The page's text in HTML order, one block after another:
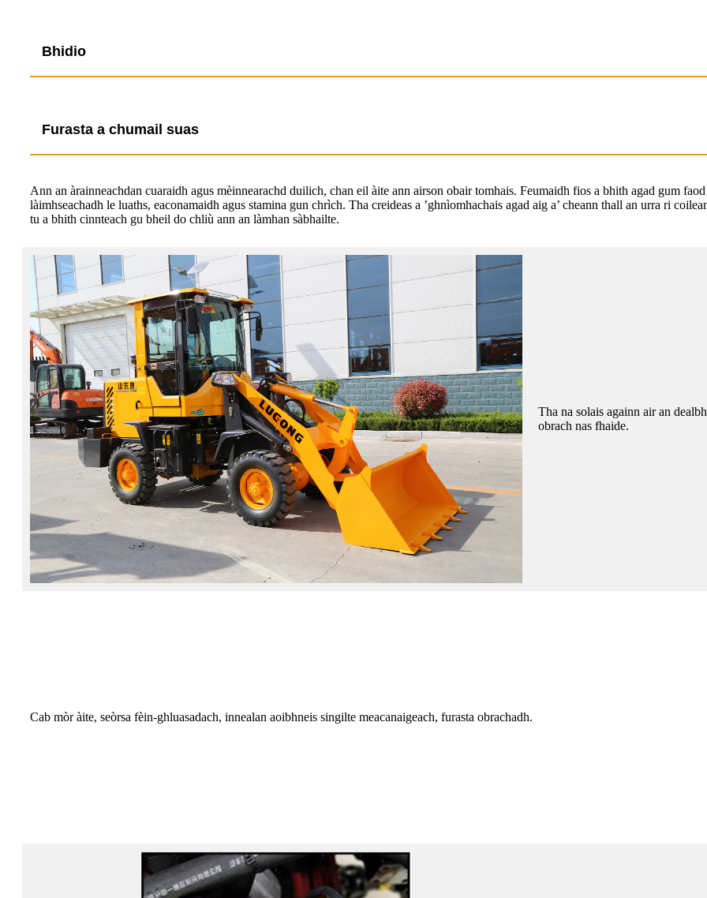
Bhidio
Furasta a chumail suas
Ann an àrainneachdan cuaraidh agus mèinnearachd duilich, chan eil àite ann airson obair tomhais. Feumaidh fios a bhith agad gum
làimhseachadh le luaths, eaconamaidh agus stamina gun chrìch. Tha creideas a ’ghnìomhachais agad aig a’ cheann thall an urra ri
tu a bhith cinnteach gu bheil do chliù ann an làmhan sàbhailte.
Tha na solais againn air an
obrach nas fhaide.
Cab mòr àite, seòrsa fèin-ghluasadach, innealan aoibhneis singilte meacanaigeach, furasta obrachadh.